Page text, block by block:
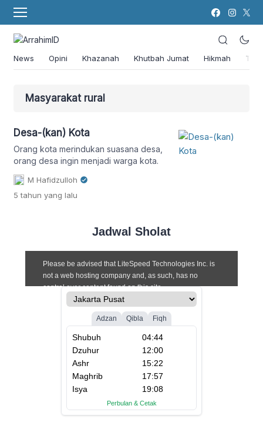
News Opini Khazanah Khutbah Jumat Hikmah
Masyarakat rural
Desa-(kan) Kota
Orang kota merindukan suasana desa,
orang desa ingin menjadi warga kota.
M Hafidzulloh
5 tahun yang lalu
Jadwal Sholat